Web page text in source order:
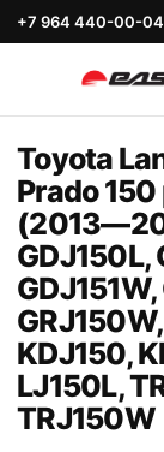
+7 964 440-00-04
Toyota
Prado
GDJ150L,
KDJ150,
LJ150L,
TRJ150W